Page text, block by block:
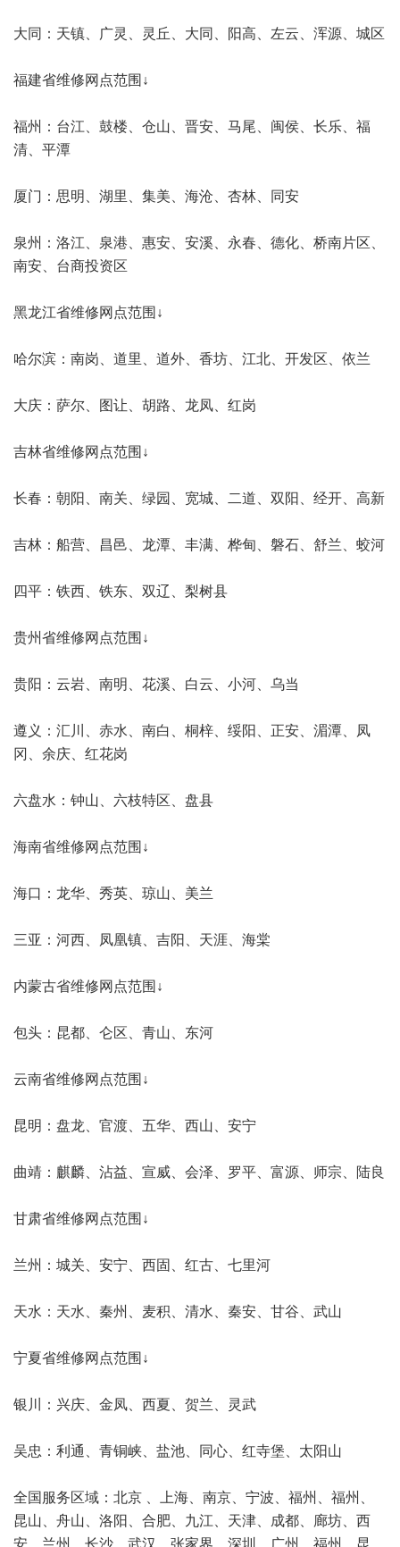
大同：天镇、广灵、灵丘、大同、阳高、左云、浑源、城区
福建省维修网点范围↓
福州：台江、鼓楼、仓山、晋安、马尾、闽侯、长乐、福
清、平潭
厦门：思明、湖里、集美、海沧、杏林、同安
泉州：洛江、泉港、惠安、安溪、永春、德化、桥南片区、
南安、台商投资区
黑龙江省维修网点范围↓
哈尔滨：南岗、道里、道外、香坊、江北、开发区、依兰
大庆：萨尔、图让、胡路、龙凤、红岗
吉林省维修网点范围↓
长春：朝阳、南关、绿园、宽城、二道、双阳、经开、高新
吉林：船营、昌邑、龙潭、丰满、桦甸、磐石、舒兰、蛟河
四平：铁西、铁东、双辽、梨树县
贵州省维修网点范围↓
贵阳：云岩、南明、花溪、白云、小河、乌当
遵义：汇川、赤水、南白、桐梓、绥阳、正安、湄潭、凤
冈、余庆、红花岗
六盘水：钟山、六枝特区、盘县
海南省维修网点范围↓
海口：龙华、秀英、琼山、美兰
三亚：河西、凤凰镇、吉阳、天涯、海棠
内蒙古省维修网点范围↓
包头：昆都、仑区、青山、东河
云南省维修网点范围↓
昆明：盘龙、官渡、五华、西山、安宁
曲靖：麒麟、沾益、宣威、会泽、罗平、富源、师宗、陆良
甘肃省维修网点范围↓
兰州：城关、安宁、西固、红古、七里河
天水：天水、秦州、麦积、清水、秦安、甘谷、武山
宁夏省维修网点范围↓
银川：兴庆、金凤、西夏、贺兰、灵武
吴忠：利通、青铜峡、盐池、同心、红寺堡、太阳山
全国服务区域：北京 、上海、南京、宁波、福州、福州、
昆山、舟山、洛阳、合肥、九江、天津、成都、廊坊、西
安、兰州、长沙、武汉、张家界、深圳、广州、福州、昆